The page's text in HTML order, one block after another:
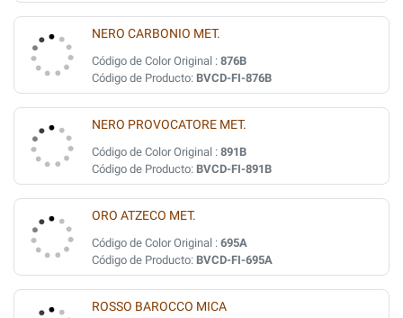
NERO CARBONIO MET.
Código de Color Original : 876B
Código de Producto: BVCD-FI-876B
NERO PROVOCATORE MET.
Código de Color Original : 891B
Código de Producto: BVCD-FI-891B
ORO ATZECO MET.
Código de Color Original : 695A
Código de Producto: BVCD-FI-695A
ROSSO BAROCCO MICA